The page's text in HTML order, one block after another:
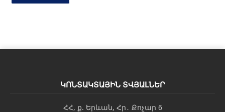
ԿՈՆՏԱԿՏԱՅԻՆ ՏՎՅԱԼՆԵՐ
ՀՀ, ք. Երևան, Հր․ Քոչար 6